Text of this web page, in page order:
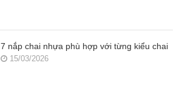
7 nắp chai nhựa phù hợp với từng kiểu chai
15/03/2026